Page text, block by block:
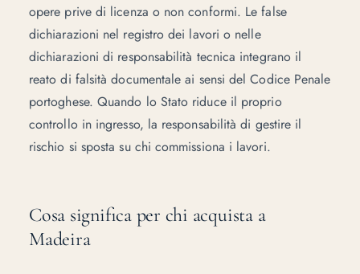
opere prive di licenza o non conformi. Le false
dichiarazioni nel registro dei lavori o nelle
dichiarazioni di responsabilità tecnica integrano il
reato di falsità documentale ai sensi del Codice Penale
portoghese. Quando lo Stato riduce il proprio
controllo in ingresso, la responsabilità di gestire il
rischio si sposta su chi commissiona i lavori.
Cosa significa per chi acquista a
Madeira